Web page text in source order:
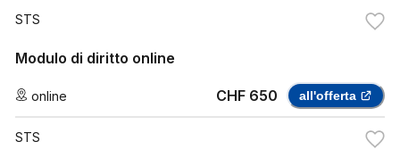
STS
Modulo di diritto online
online CHF 650 all'offerta
STS